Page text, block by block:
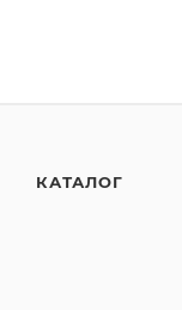
КАТАЛОГ